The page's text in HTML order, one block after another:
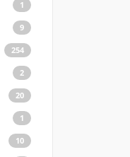
1
9
254
2
20
1
10